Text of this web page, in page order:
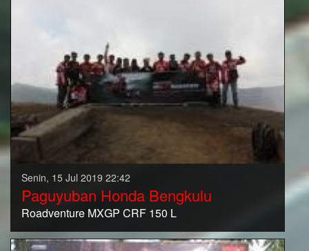
Senin, 15 Jul 2019 22:42
Paguyuban Honda Bengkulu
Roadventure MXGP CRF 150 L